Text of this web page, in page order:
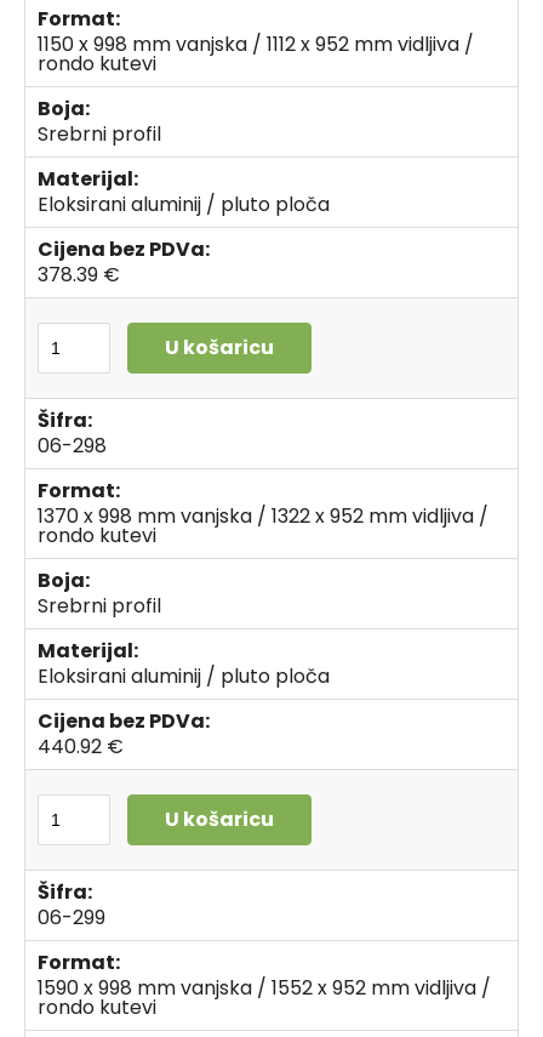
Format:
1150 x 998 mm vanjska / 1112 x 952 mm vidljiva /
rondo kutevi
Boja:
Srebrni profil
Materijal:
Eloksirani aluminij / pluto ploča
Cijena bez PDVa:
378.39 €
U košaricu
Šifra:
06-298
Format:
1370 x 998 mm vanjska / 1322 x 952 mm vidljiva /
rondo kutevi
Boja:
Srebrni profil
Materijal:
Eloksirani aluminij / pluto ploča
Cijena bez PDVa:
440.92 €
U košaricu
Šifra:
06-299
Format:
1590 x 998 mm vanjska / 1552 x 952 mm vidljiva /
rondo kutevi